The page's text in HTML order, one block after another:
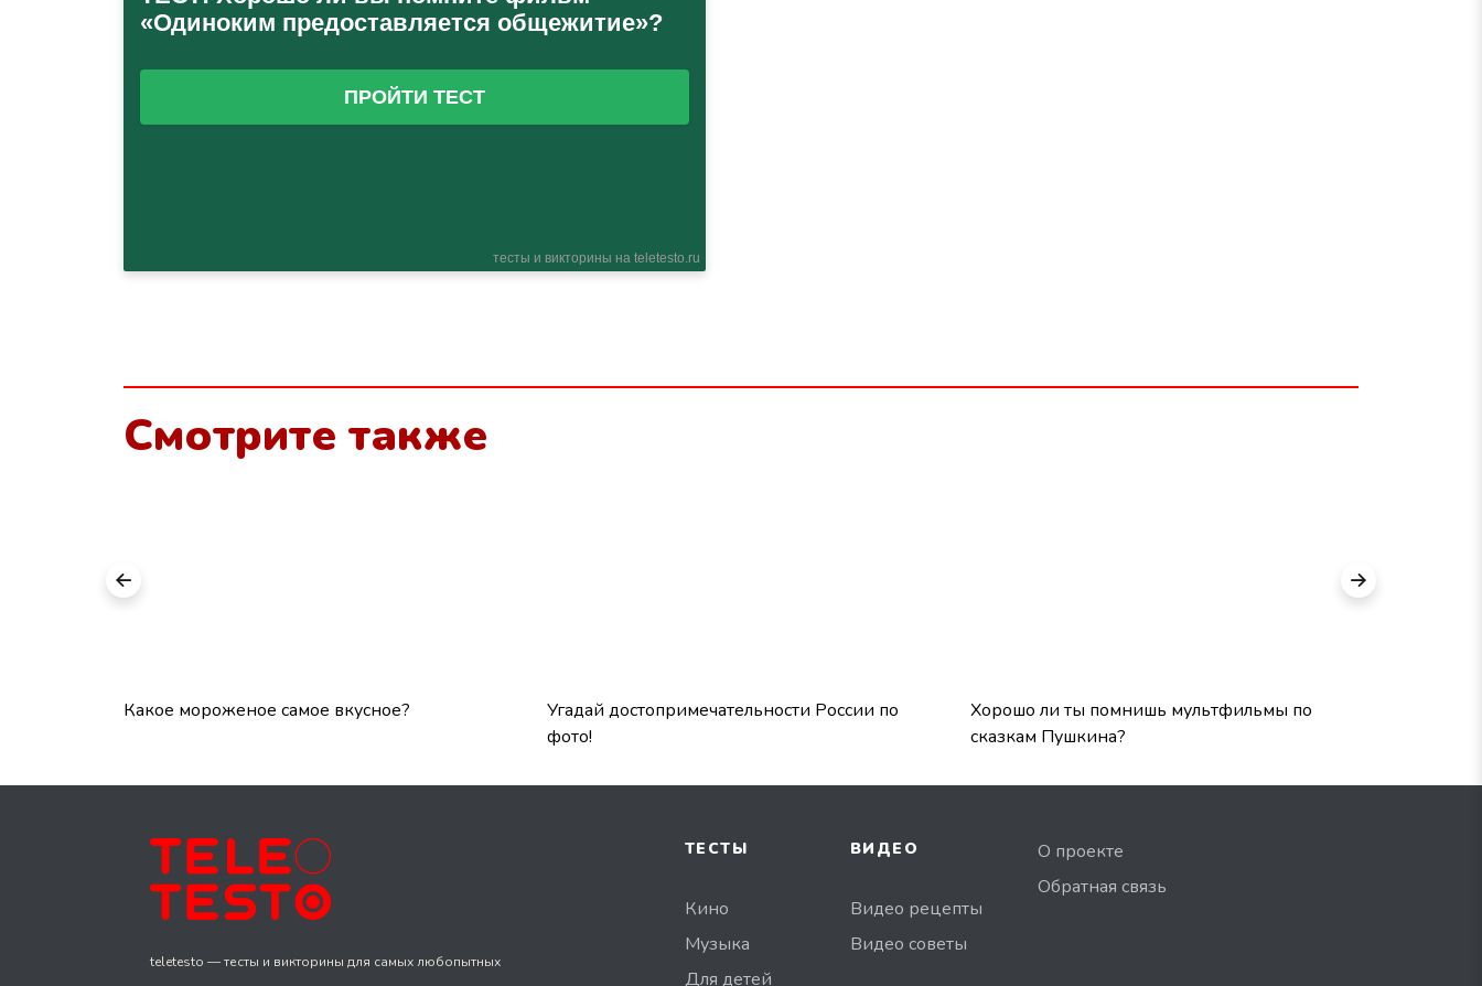
Смотрите также
Какое мороженое самое вкусное?
Угадай достопримечательности России по
фото!
Хорошо ли ты помнишь мультфильмы по
сказкам Пушкина?
teletesto — тесты и викторины для самых любопытных
ТЕСТЫ
Кино
Музыка
Для детей
ВИДЕО
Видео рецепты
Видео советы
О проекте
Обратная связь